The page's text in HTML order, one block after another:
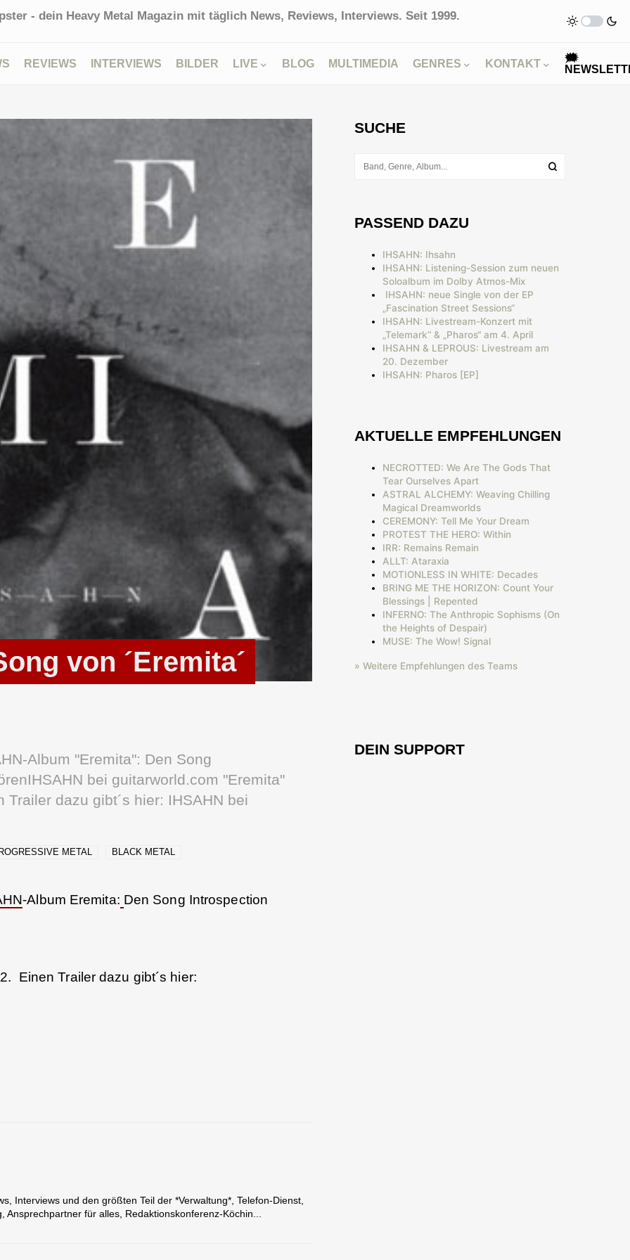
- dein Heavy Metal Magazin mit täglich News, Reviews, Interviews. Seit 1999.
REVIEWS INTERVIEWS BILDER LIVE BLOG MULTIMEDIA GENRES KONTAKT
🗯
von ´Eremita´
Album "Eremita": Den Song
bei guitarworld.com "Eremita"
dazu gibt´s hier: IHSAHN bei
METAL BLACK METAL
-Album Eremita: Den Song Introspection
Einen Trailer dazu gibt´s hier:
Interviews und den größten Teil der *Verwaltung*, Telefon-Dienst,
Ansprechpartner für alles, Redaktionskonferenz-Köchin...
SUCHE
PASSEND DAZU
IHSAHN: Ihsahn
IHSAHN: Listening-Session zum neuen
Soloalbum im Dolby Atmos-Mix
IHSAHN: neue Single von der EP
„Fascination Street Sessions“
IHSAHN: Livestream-Konzert mit
„Telemark“ & „Pharos“ am 4. April
IHSAHN & LEPROUS: Livestream am
20. Dezember
IHSAHN: Pharos [EP]
AKTUELLE EMPFEHLUNGEN
NECROTTED: We Are The Gods That
Tear Ourselves Apart
ASTRAL ALCHEMY: Weaving Chilling
Magical Dreamworlds
CEREMONY: Tell Me Your Dream
PROTEST THE HERO: Within
IRR: Remains Remain
ALLT: Ataraxia
MOTIONLESS IN WHITE: Decades
BRING ME THE HORIZON: Count Your
Blessings | Repented
INFERNO: The Anthropic Sophisms (On
the Heights of Despair)
MUSE: The Wow! Signal
» Weitere Empfehlungen des Teams
DEIN SUPPORT